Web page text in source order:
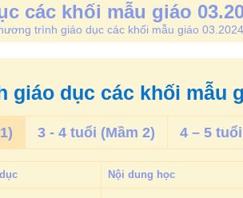
các khối mẫu giáo
trình giáo dục các khối mẫu giáo 03.2024
giáo dục các khối mẫu
3 - 4 tuổi (Mầm 2) 4 – 5
Nội dung học